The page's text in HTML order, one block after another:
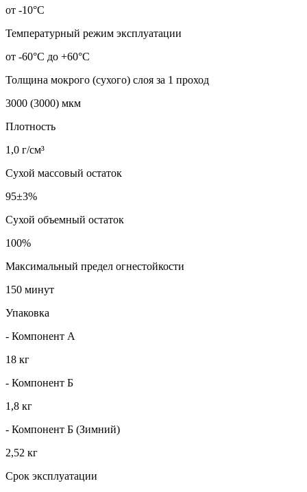
от -10°С
Температурный режим эксплуатации
от -60°С до +60°С
Толщина мокрого (сухого) слоя за 1 проход
3000 (3000) мкм
Плотность
1,0 г/см³
Сухой массовый остаток
95±3%
Сухой объемный остаток
100%
Максимальный предел огнестойкости
150 минут
Упаковка
- Компонент А
18 кг
- Компонент Б
1,8 кг
- Компонент Б (Зимний)
2,52 кг
Срок эксплуатации